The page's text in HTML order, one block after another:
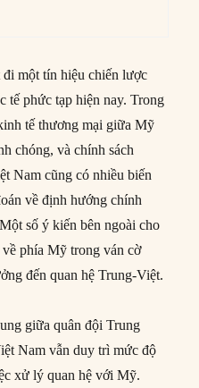
một tín hiệu chiến lược
tế phức tạp hiện nay. Trong
tế thương mại giữa Mỹ
chóng, và chính sách
Nam cũng có nhiều biến
về định hướng chính
số ý kiến bên ngoài cho
phía Mỹ trong ván cờ
đến quan hệ Trung-Việt.
giữa quân đội Trung
Nam vẫn duy trì mức độ
xử lý quan hệ với Mỹ.